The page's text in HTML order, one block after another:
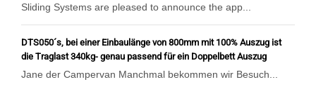
Sliding Systems are pleased to announce the app...
DTS050´s, bei einer Einbaulänge von 800mm mit 100% Auszug ist
die Traglast 340kg- genau passend für ein Doppelbett Auszug
Jane der Campervan Manchmal bekommen wir Besuch...